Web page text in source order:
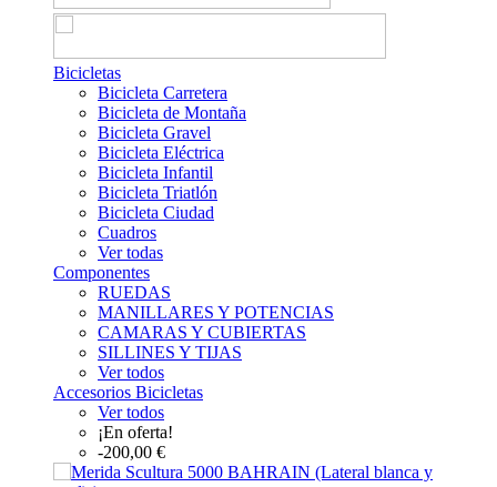
Bicicletas
Bicicleta Carretera
Bicicleta de Montaña
Bicicleta Gravel
Bicicleta Eléctrica
Bicicleta Infantil
Bicicleta Triatlón
Bicicleta Ciudad
Cuadros
Ver todas
Componentes
RUEDAS
MANILLARES Y POTENCIAS
CAMARAS Y CUBIERTAS
SILLINES Y TIJAS
Ver todos
Accesorios Bicicletas
Ver todos
¡En oferta!
-200,00 €